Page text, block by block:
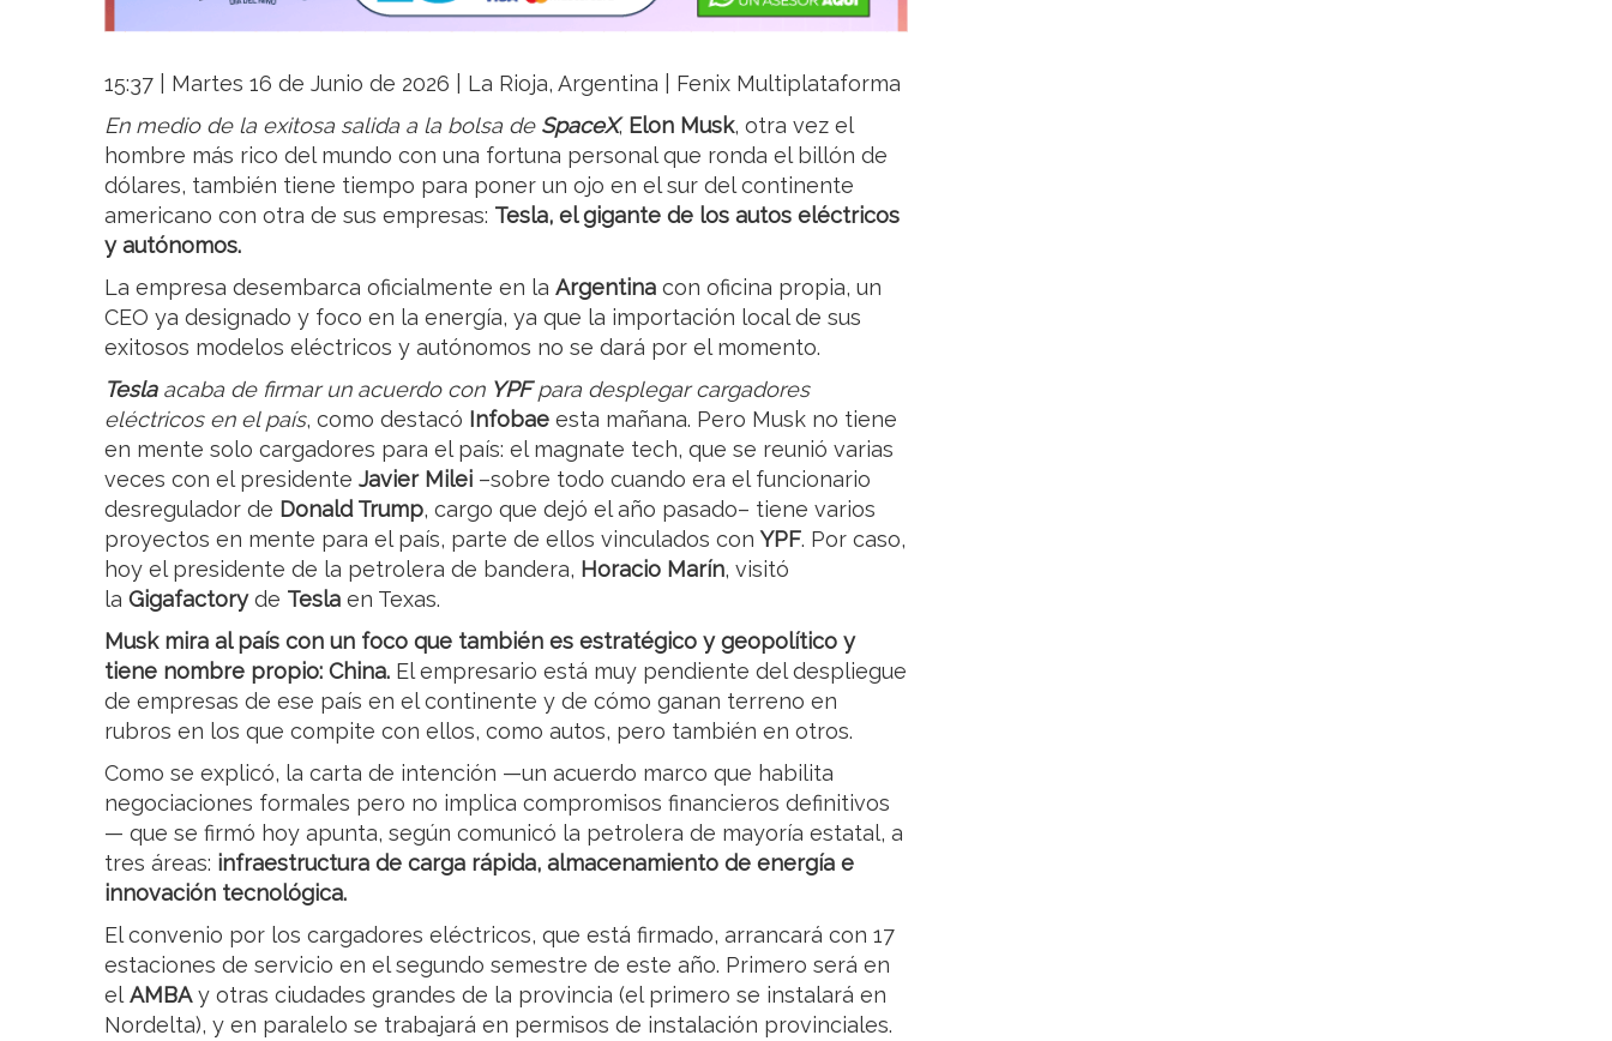
15:37 | Martes 16 de Junio de 2026 | La Rioja, Argentina | Fenix Multiplataforma
En medio de la exitosa salida a la bolsa de SpaceX, Elon Musk, otra vez el
hombre más rico del mundo con una fortuna personal que ronda el billón de
dólares, también tiene tiempo para poner un ojo en el sur del continente
americano con otra de sus empresas: Tesla, el gigante de los autos eléctricos
y autónomos.
La empresa desembarca oficialmente en la Argentina con oficina propia, un
CEO ya designado y foco en la energía, ya que la importación local de sus
exitosos modelos eléctricos y autónomos no se dará por el momento.
Teslaacaba de firmar un acuerdo con YPFpara desplegar cargadores
eléctricos en el país, como destacó Infobae esta mañana. Pero Musk no tiene
en mente solo cargadores para el país: el magnate tech, que se reunió varias
veces con el presidente Javier Milei –sobre todo cuando era el funcionario
desregulador de Donald Trump, cargo que dejó el año pasado– tiene varios
proyectos en mente para el país, parte de ellos vinculados conYPF. Por caso,
hoy el presidente de la petrolera de bandera, Horacio Marín, visitó
la Gigafactoryde Tesla en Texas.
Musk mira al país con un foco que también es estratégico y geopolítico y
tiene nombre propio: China. El empresario está muy pendiente del despliegue
de empresas de ese país en el continente y de cómo ganan terreno en
rubros en los que compite con ellos, como autos, pero también en otros.
Como se explicó, la carta de intención —un acuerdo marco que habilita
negociaciones formales pero no implica compromisos financieros definitivos
— que se firmó hoy apunta, según comunicó la petrolera de mayoría estatal, a
tres áreas: infraestructura de carga rápida, almacenamiento de energía e
innovación tecnológica.
El convenio por los cargadores eléctricos, que está firmado, arrancará con 17
estaciones de servicio en el segundo semestre de este año. Primero será en
el AMBAy otras ciudades grandes de la provincia (el primero se instalará en
Nordelta), y en paralelo se trabajará en permisos de instalación provinciales.